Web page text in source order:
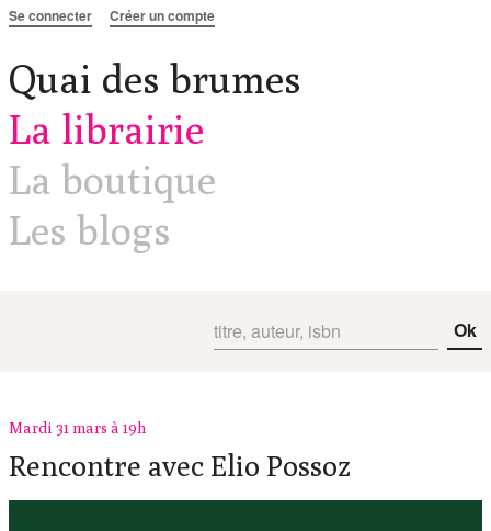
Aller au contenu
Se connecter Créer un compte
La librairie
La boutique
Les blogs
Quai des brumes
Ok
Mardi 31 mars à 19h
Rencontre avec Elio Possoz